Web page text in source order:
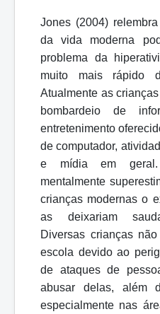
Jones (2004)
da vida moderna
problema da
muito mais rápido
Atualmente as
bombardeio de
entretenimento
de computador,
e mídia em
mentalmente
crianças modernas o
as deixariam
Diversas crianças
escola devido ao
de ataques de
abusar delas, além
especialmente nas